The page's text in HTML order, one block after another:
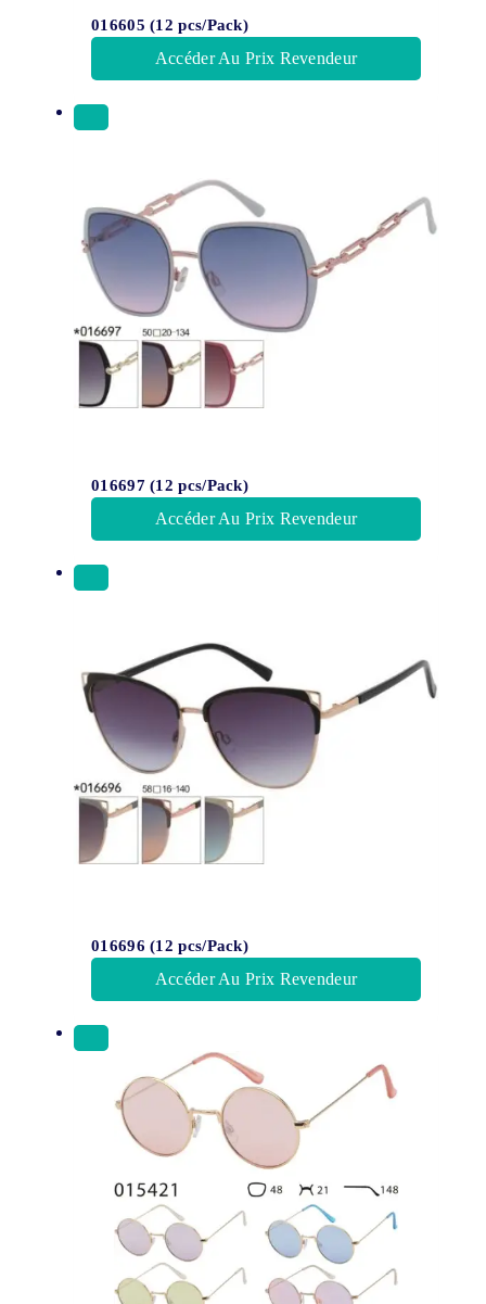
016605 (12 pcs/Pack)
Accéder Au Prix Revendeur
016697 (12 pcs/Pack)
Accéder Au Prix Revendeur
016696 (12 pcs/Pack)
Accéder Au Prix Revendeur